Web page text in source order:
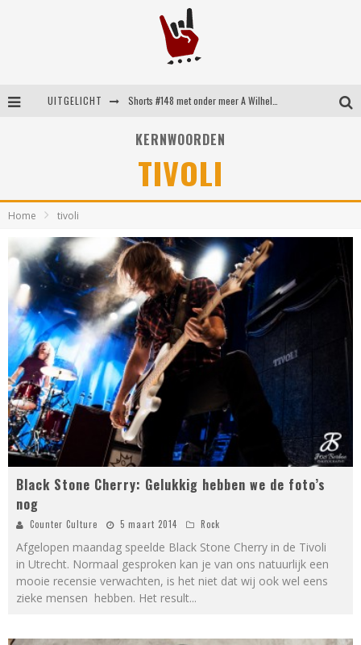
UITGELICHT
Shorts #149 met onder meer No Cure, Eva Under Fire, The Hu en Sleeping With Sirens
KERNWOORDEN
TIVOLI
Home tivoli
Black Stone Cherry: Gelukkig hebben we de foto’s
nog
Counter Culture 5 maart 2014 Rock
Afgelopen maandag speelde Black Stone Cherry in de Tivoli
in Utrecht. Normaal gesproken kan je van ons natuurlijk een
mooie recensie verwachten, is het niet dat wij ook wel eens
zieke mensen hebben. Het result...